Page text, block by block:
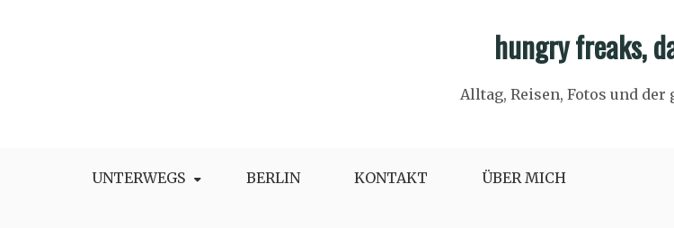
hungry freaks,
Alltag, Reisen, Fotos und der
UNTERWEGS BERLIN KONTAKT ÜBER MICH